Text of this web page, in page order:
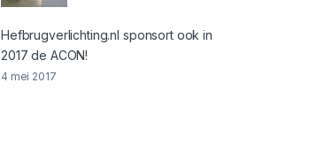
Hefbrugverlichting.nl sponsort ook in
2017 de ACON!
4 mei 2017